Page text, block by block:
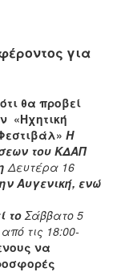
για
θα προβεί
«Ηχητική
Η
του ΚΔΑΠ
Δευτέρα 16
Αυγενική, ενώ
το Σάββατο 5
τις 18:00-
να